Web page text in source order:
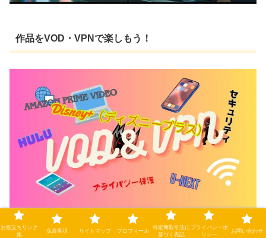
作品をVOD・VPNで楽しもう！
お役立ちリンク
集
免責事項 サイトマップ プロフィール
特定商取引法に
基づく表記
プライバシーポ
リシー
お問い合わせ